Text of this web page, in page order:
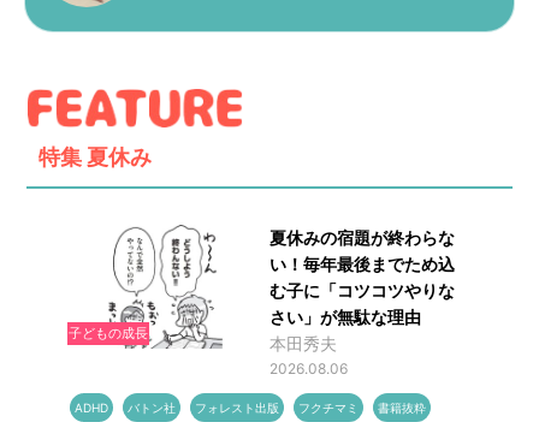
特集 夏休み
子どもの成長
夏休みの宿題が終わらな
い！毎年最後までため込
む子に「コツコツやりな
さい」が無駄な理由
本田秀夫
2026.08.06
ADHD バトン社 フォレスト出版 フクチマミ 書籍抜粋